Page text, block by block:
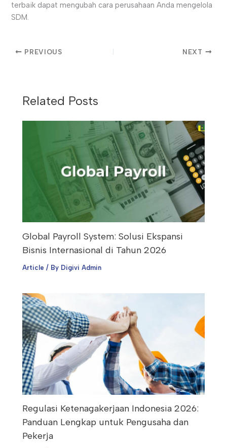
terbaik dapat mengubah cara perusahaan Anda mengelola
SDM.
PREVIOUS NEXT
Related Posts
Global Payroll System: Solusi Ekspansi
Bisnis Internasional di Tahun 2026
Article / By Digivi Admin
Regulasi Ketenagakerjaan Indonesia 2026:
Panduan Lengkap untuk Pengusaha dan
Pekerja